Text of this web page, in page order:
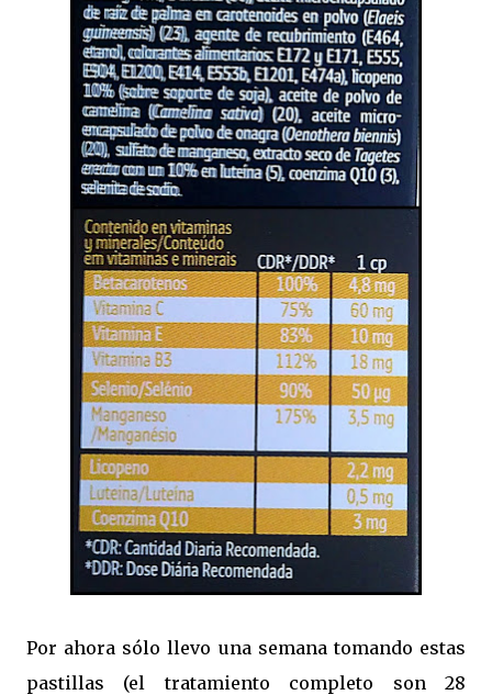
Por ahora sólo llevo una semana tomando estas
pastillas (el tratamiento completo son 28